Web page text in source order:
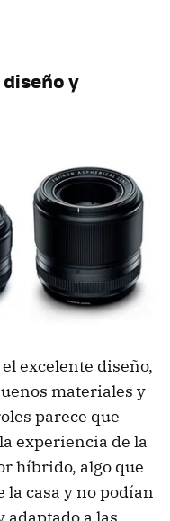
y
excelente diseño,
materiales y
parece que
experiencia de la
híbrido, algo que
la casa y no podían